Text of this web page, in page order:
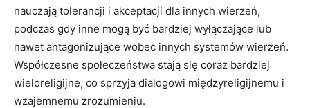
nauczają tolerancji i akceptacji dla innych wierzeń,
podczas gdy inne mogą być bardziej wyłączające lub
nawet antagonizujące wobec innych systemów wierzeń.
Współczesne społeczeństwa stają się coraz bardziej
wieloreligijne, co sprzyja dialogowi międzyreligijnemu i
wzajemnemu zrozumieniu.